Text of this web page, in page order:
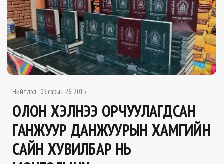
Нийтлэл 03 сарын 26, 2015
ОЛОН ХЭЛНЭЭ ОРЧУУЛАГДСАН
ГАНЖУУР ДАНЖУУРЫН ХАМГИЙН
САЙН ХУВИЛБАР НЬ